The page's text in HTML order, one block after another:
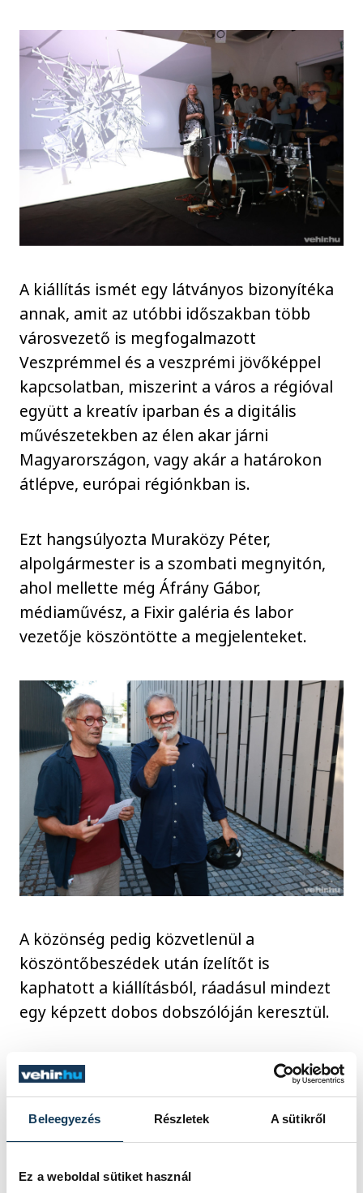
Beleegyezés Részletek A sütikről
Ez a weboldal sütiket használ
A kiállítás ismét egy látványos bizonyítéka
annak, amit az utóbbi időszakban több
városvezető is megfogalmazott
Veszprémmel és a veszprémi jövőképpel
kapcsolatban, miszerint a város a régióval
együtt a kreatív iparban és a digitális
művészetekben az élen akar járni
Magyarországon, vagy akár a határokon
átlépve, európai régiónkban is.
Ezt hangsúlyozta Muraközy Péter,
alpolgármester is a szombati megnyitón,
ahol mellette még Áfrány Gábor,
médiaművész, a Fixir galéria és labor
vezetője köszöntötte a megjelenteket.
A közönség pedig közvetlenül a
köszöntőbeszédek után ízelítőt is
kaphatott a kiállításból, ráadásul mindezt
egy képzett dobos dobszólóján keresztül.
Muraközy Péter erre az időre átavanzsált
városvezetőből dobzenésszé, ahogy
kulturális pályafutása elején is tette és az
ő dobszólóján keresztül kelt életre az